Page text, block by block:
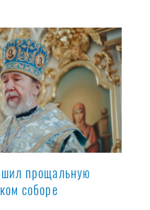
прощальную
соборе